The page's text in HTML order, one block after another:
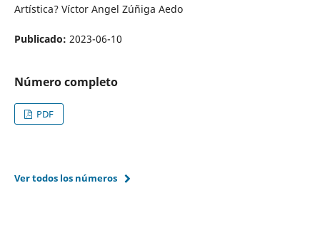
Artística? Víctor Angel Zúñiga Aedo
Publicado: 2023-06-10
Número completo
PDF
Ver todos los números